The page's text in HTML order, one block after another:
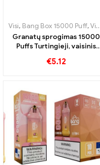
Visi, Bang Box 15000 Puff,Vienkartinės elektroninės cigaretės Švedija
Granatų sprogimas 15000
Puffs Turtingieji, vaisinis
galima mėgautis garais
€5.12